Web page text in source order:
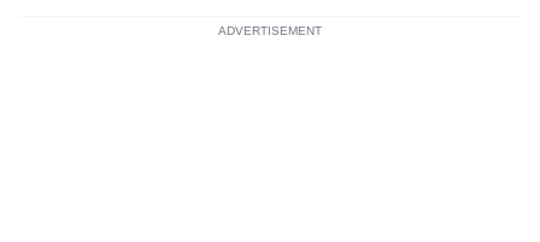
ADVERTISEMENT